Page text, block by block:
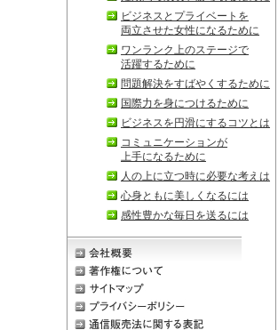
ビジネスとプライベートを
両立させた女性になるために
ワンランク上のステージで
活躍するために
問題解決をすばやくするために
国際力を身につけるために
ビジネスを円滑にするコツとは
コミュニケーションが
上手になるために
人の上に立つ時に必要な考えは
心身ともに美しくなるには
感性豊かな毎日を送るには